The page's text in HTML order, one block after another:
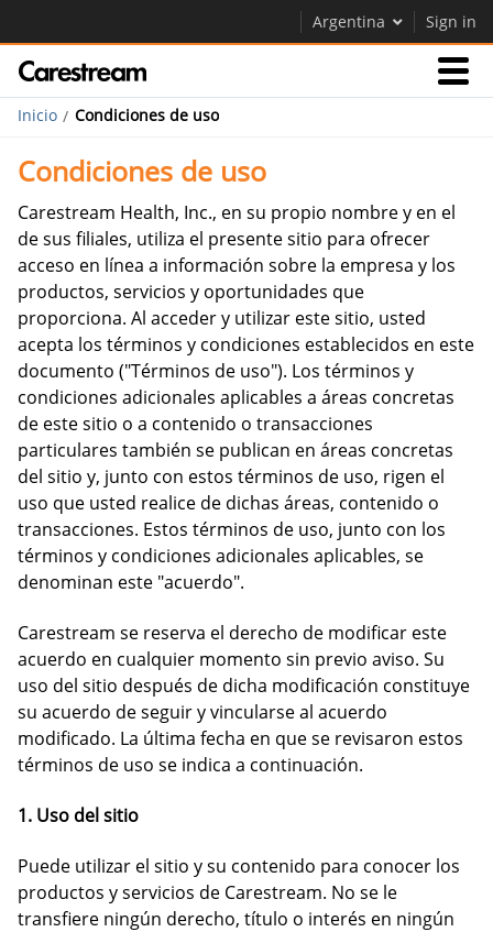
Argentina Sign in
Empresas
Empresa
Careers
Contáctenos
Inicio Condiciones de uso
Condiciones de uso
Carestream Health, Inc., en su propio nombre y en el
de sus filiales, utiliza el presente sitio para ofrecer
acceso en línea a información sobre la empresa y los
productos, servicios y oportunidades que
proporciona. Al acceder y utilizar este sitio, usted
acepta los términos y condiciones establecidos en este
documento ("Términos de uso"). Los términos y
condiciones adicionales aplicables a áreas concretas
de este sitio o a contenido o transacciones
particulares también se publican en áreas concretas
del sitio y, junto con estos términos de uso, rigen el
uso que usted realice de dichas áreas, contenido o
transacciones. Estos términos de uso, junto con los
términos y condiciones adicionales aplicables, se
denominan este "acuerdo".
Carestream se reserva el derecho de modificar este
acuerdo en cualquier momento sin previo aviso. Su
uso del sitio después de dicha modificación constituye
su acuerdo de seguir y vincularse al acuerdo
modificado. La última fecha en que se revisaron estos
términos de uso se indica a continuación.
1. Uso del sitio
Puede utilizar el sitio y su contenido para conocer los
productos y servicios de Carestream. No se le
transfiere ningún derecho, título o interés en ningún